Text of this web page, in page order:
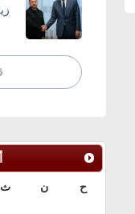
ح ن ث